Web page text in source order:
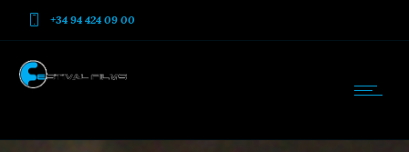
+34 94 424 09 00